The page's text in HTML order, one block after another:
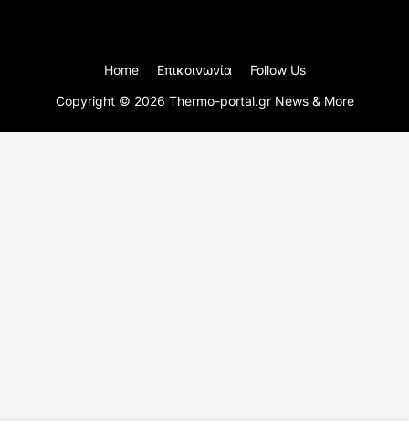
Copyright © 2026 Thermo-portal.gr News & More
Home Επικοινωνία Follow Us